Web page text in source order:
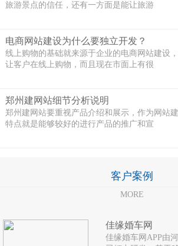
旅游景点的信任，还有一方面是能让旅游
电商网站建设为什么要独立开发？
线上购物的基础就来源于企业的电商网站建设
让客户在线上购物，而且现在市面上有很
郑州建网站细节分析说明
郑州建网站要重视产品介绍和展示，作为网站
特点就是能够较好的进行产品的推广和宣
客户案例
MORE
佳缘婚车网
佳缘婚车网APP由